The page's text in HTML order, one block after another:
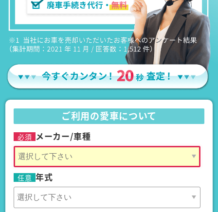
ご利用の愛車について
必須 メーカー/車種
任意 年式